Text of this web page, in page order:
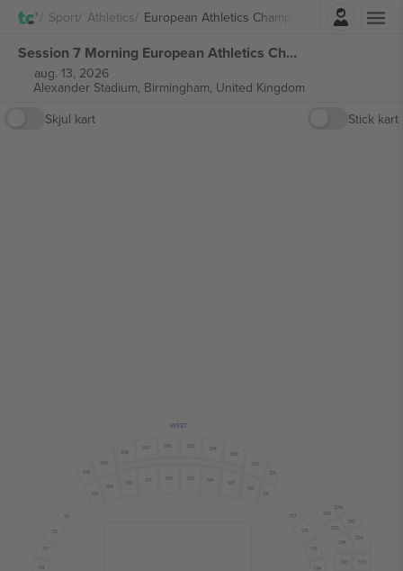
Sport Athletics European Athletics Championship
Logg Inn
Session 7 Morning European Athletics Championships billetter
aug. 13, 2026
Alexander Stadium, Birmingham, United Kingdom
Skjul kart
Stick kart
302
303
304
309
310
110
109
108 107 106 105 104 103
102
137
136
114
112
111
135
134
334
335
336
334
WEST